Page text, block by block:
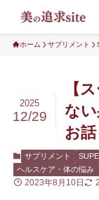
ホーム サプリメント
【
な
お話
2025
12/29
サプリメント
ヘルスケア・体の悩み
2023年8月10日